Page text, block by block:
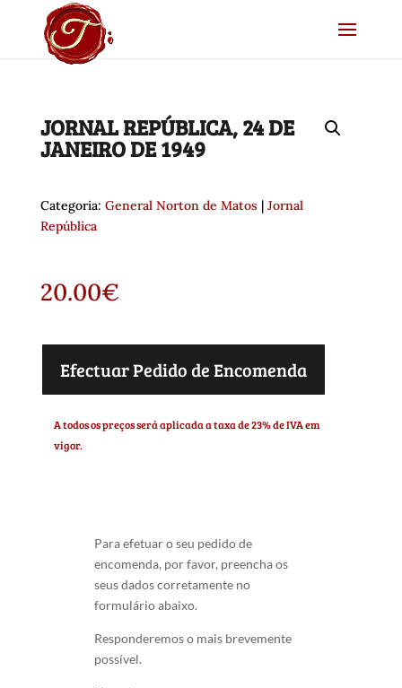
JORNAL REPÚBLICA, 24 DE
JANEIRO DE 1949
Categoria: General Norton de Matos | Jornal
República
20.00€
Efectuar Pedido de Encomenda
A todos os preços será aplicada a taxa de 23% de IVA em
vigor.
Para efetuar o seu pedido de
encomenda, por favor, preencha os
seus dados corretamente no
formulário abaixo.
Responderemos o mais brevemente
possível.